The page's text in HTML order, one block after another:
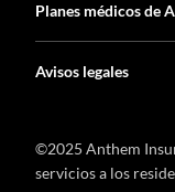
Planes médicos de
Avisos legales
©2025 Anthem
servicios a los